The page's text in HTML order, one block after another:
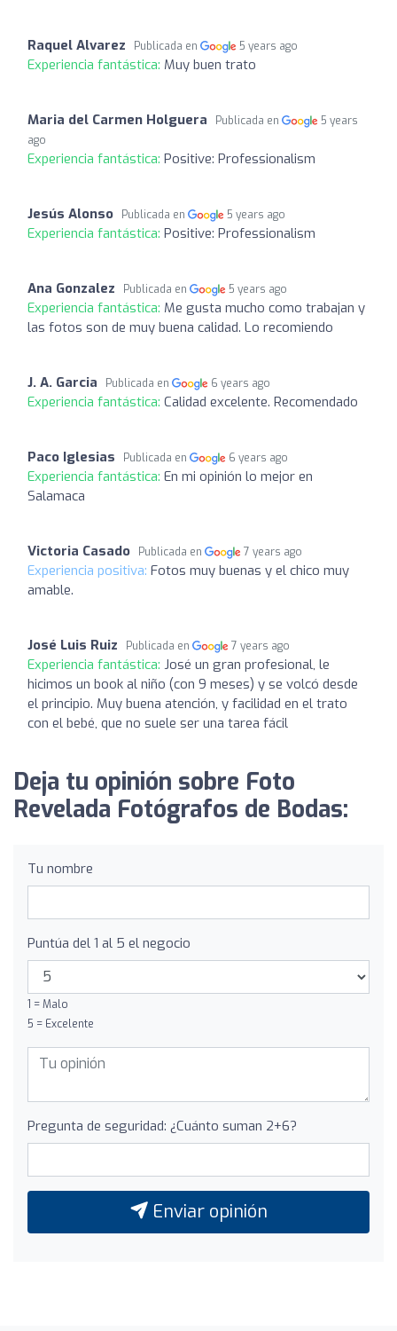
Raquel Alvarez Publicada en 5 years ago
Experiencia fantástica: Muy buen trato
Maria del Carmen Holguera Publicada en
5 years
ago
Experiencia fantástica: Positive: Professionalism
Jesús Alonso Publicada en 5 years ago
Experiencia fantástica: Positive: Professionalism
Ana Gonzalez Publicada en 5 years ago
Experiencia fantástica: Me gusta mucho como trabajan y
las fotos son de muy buena calidad. Lo recomiendo
J. A. Garcia Publicada en 6 years ago
Experiencia fantástica: Calidad excelente. Recomendado
Paco Iglesias Publicada en 6 years ago
Experiencia fantástica: En mi opinión lo mejor en
Salamaca
Victoria Casado Publicada en 7 years ago
Experiencia positiva: Fotos muy buenas y el chico muy
amable.
José Luis Ruiz Publicada en 7 years ago
Experiencia fantástica: José un gran profesional, le
hicimos un book al niño (con 9 meses) y se volcó desde
el principio. Muy buena atención, y facilidad en el trato
con el bebé, que no suele ser una tarea fácil
Deja tu opinión sobre Foto
Revelada Fotógrafos de Bodas:
Tu nombre
Puntúa del 1 al 5 el negocio
1 = Malo
5 = Excelente
Pregunta de seguridad: ¿Cuánto suman 2+6?
Enviar opinión